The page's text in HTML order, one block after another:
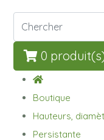
0
Boutique
Hauteurs,
Persistante